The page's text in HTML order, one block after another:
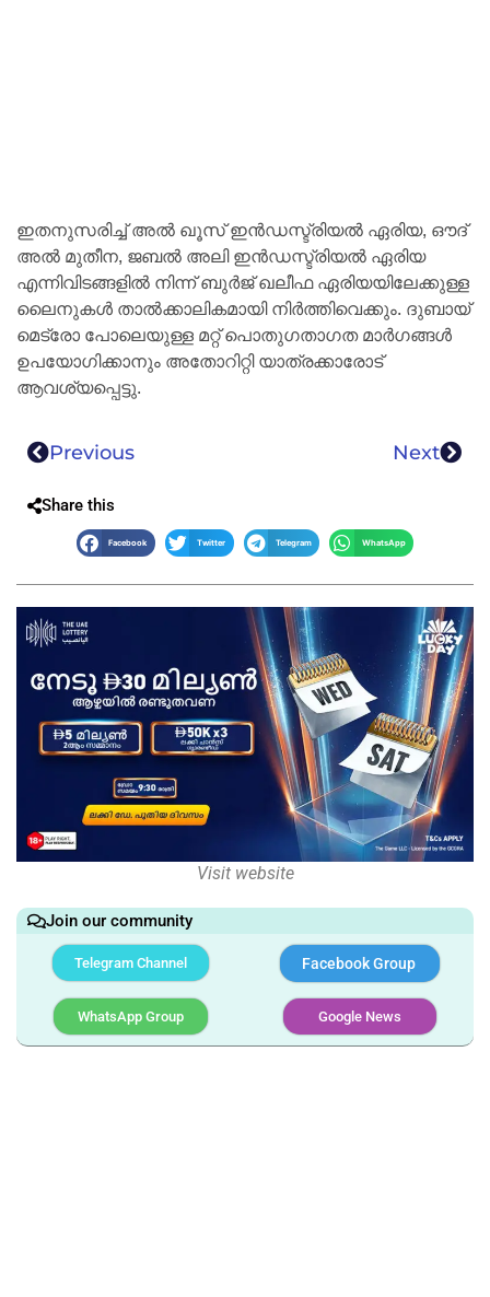
ഇതനുസരിച്ച് അൽ ഖൂസ് ഇൻഡസ്ട്രിയൽ ഏരിയ, ഔദ്
അൽ മുതീന, ജബൽ അലി ഇൻഡസ്ട്രിയൽ ഏരിയ
എന്നിവിടങ്ങളിൽ നിന്ന് ബുർജ് ഖലീഫ ഏരിയയിലേക്കുള്ള
ലൈനുകൾ താൽക്കാലികമായി നിർത്തിവെക്കും. ദുബായ്
മെട്രോ പോലെയുള്ള മറ്റ് പൊതുഗതാഗത മാർഗങ്ങൾ
ഉപയോഗിക്കാനും അതോറിറ്റി യാത്രക്കാരോട്
ആവശ്യപ്പെട്ടു.
Previous Next
Share this
Facebook Twitter Telegram WhatsApp
Visit website
Join our community
Telegram Channel Facebook Group
WhatsApp Group Google News